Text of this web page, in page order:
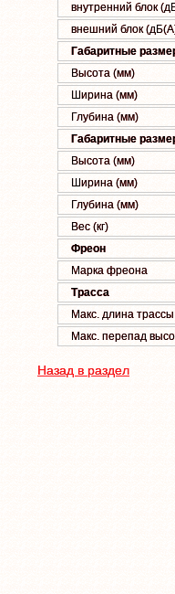
внутренний блок
внешний блок
Габаритные
Высота (мм)
Ширина (мм)
Глубина (мм)
Габаритные
Высота (мм)
Ширина (мм)
Глубина (мм)
Вес (кг)
Фреон
Марка фреона
Трасса
Макс. длина
Макс. перепад
Назад в раздел